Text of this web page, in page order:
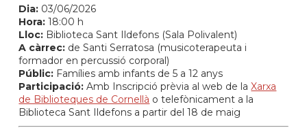
Dia: 03/06/2026
Hora:18:00 h
Lloc: Biblioteca Sant Ildefons (Sala Polivalent)
A càrrec: de Santi Serratosa (musicoterapeuta i
formador en percussió corporal)
Públic: Famílies amb infants de 5 a 12 anys
Participació:Amb Inscripció prèvia al web de laXarxa
de Biblioteques de Cornellà o telefònicament a la
Biblioteca Sant Ildefons a partir del 18 de maig